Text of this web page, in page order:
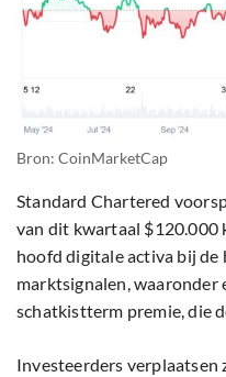
Bron: CoinMarketCap
Standard Chartered
van dit kwartaal $120.000
hoofd digitale activa bij
marktsignalen, waaronder
schatkistterm premie, die
Investeerders verplaatsen